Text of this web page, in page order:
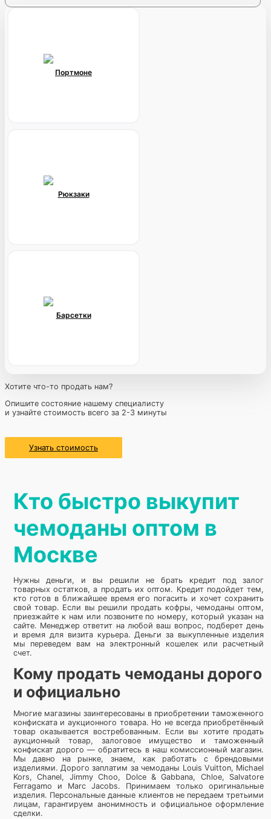
Портмоне
Рюкзаки
Барсетки
Хотите что-то продать нам?
Опишите состояние нашему специалисту
и узнайте стоимость всего за 2-3 минуты
Узнать стоимость
Кто быстро выкупит
чемоданы оптом в
Москве
Нужны деньги, и вы решили не брать кредит под залог
товарных остатков, а продать их оптом. Кредит подойдет тем,
кто готов в ближайшее время его погасить и хочет сохранить
свой товар. Если вы решили продать кофры, чемоданы оптом,
приезжайте к нам или позвоните по номеру, который указан на
сайте. Менеджер ответит на любой ваш вопрос, подберет день
и время для визита курьера. Деньги за выкупленные изделия
мы переведем вам на электронный кошелек или расчетный
счет.
Кому продать чемоданы дорого
и официально
Многие магазины заинтересованы в приобретении таможенного
конфиската и аукционного товара. Но не всегда приобретённый
товар оказывается востребованным. Если вы хотите продать
аукционный товар, залоговое имущество и таможенный
конфискат дорого — обратитесь в наш комиссионный магазин.
Мы давно на рынке, знаем, как работать с брендовыми
изделиями. Дорого заплатим за чемоданы Louis Vuitton, Michael
Kors, Chanel, Jimmy Choo, Dolce & Gabbana, Chloe, Salvatore
Ferragamo и Marc Jacobs. Принимаем только оригинальные
изделия. Персональные данные клиентов не передаем третьими
лицам, гарантируем анонимность и официальное оформление
сделки.